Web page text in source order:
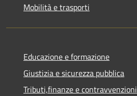
Mobilità e trasporti
Educazione e formazione
Giustizia e sicurezza pubblica
Tributi,finanze e contravvenzioni